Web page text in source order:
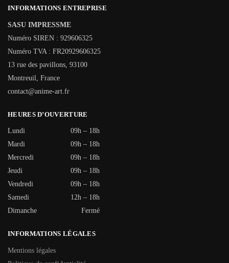
INFORMATIONS ENTREPRISE
SASU IMPRESSME
Numéro SIREN : 929606325
Numéro TVA : FR20929606325
13 rue des pavillons, 93100
Montreuil, France
contact@anime-art.fr
HEURES D’OUVERTURE
Lundi
09h – 18h
Mardi
09h – 18h
Mercredi
09h – 18h
Jeudi
09h – 18h
Vendredi
09h – 18h
Samedi
12h – 18h
Dimanche
Fermé
INFORMATIONS LÉGALES
Mentions légales